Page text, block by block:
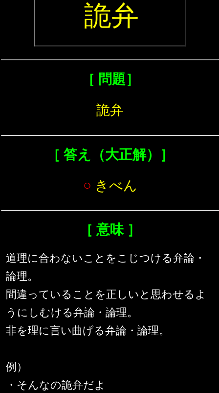
詭弁
［ 問題］
詭弁
［ 答え（大正解）］
○ きべん
［ 意味 ］
道理に合わないことをこじつける弁論・
論理。
間違っていることを正しいと思わせるよ
うにしむける弁論・論理。
非を理に言い曲げる弁論・論理。
例）
・そんなの詭弁だよ